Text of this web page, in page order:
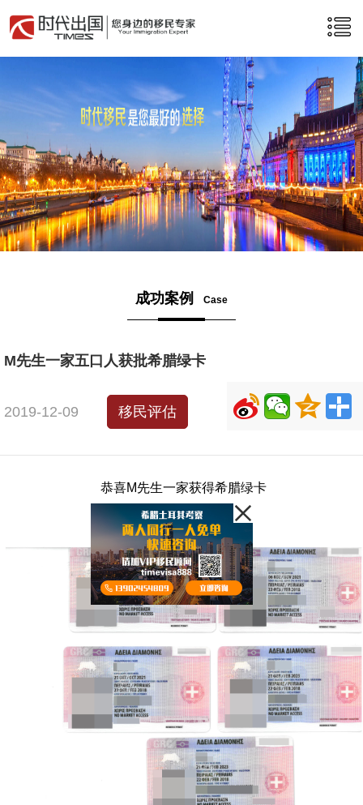
成功案例 Case
M先生一家五口人获批希腊绿卡
2019-12-09 移民评估
恭喜M先生一家获得希腊绿卡